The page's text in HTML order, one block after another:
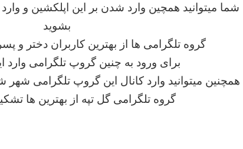
شما میتوانید همچین وارد شدن بر این اپلکشین و
بشوید
گروه تلگرامی ها از بهترین کاربران دختر
برای ورود به چنین گروپ تلگرامی
همچنین میتوانید وارد کانال این گروپ تلگرامی
گروه تلگرامی گل تپه از بهترین ها